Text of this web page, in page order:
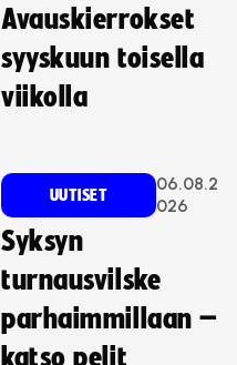
Avauskierrokset
syyskuun toisella
viikolla
UUTISET
06.08.2
026
Syksyn
turnausvilske
parhaimmillaan –
katso pelit